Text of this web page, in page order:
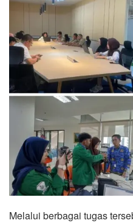
Melalui berbagai tugas